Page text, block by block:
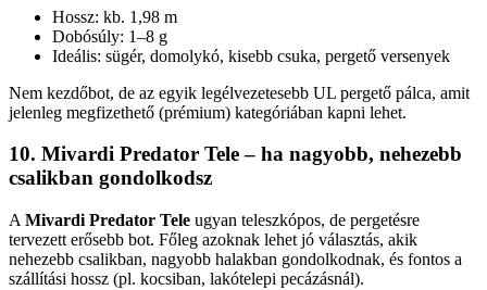
Hossz: kb. 1,98 m
Dobósúly: 1–8 g
Ideális: sügér, domolykó, kisebb csuka, pergető versenyek
Nem kezdőbot, de az egyik legélvezetesebb UL pergető pálca, amit
jelenleg megfizethető (prémium) kategóriában kapni lehet.
10. Mivardi Predator Tele – ha nagyobb, nehezebb
csalikban gondolkodsz
A Mivardi Predator Tele ugyan teleszkópos, de pergetésre
tervezett erősebb bot. Főleg azoknak lehet jó választás, akik
nehezebb csalikban, nagyobb halakban gondolkodnak, és fontos a
szállítási hossz (pl. kocsiban, lakótelepi pecázásnál).